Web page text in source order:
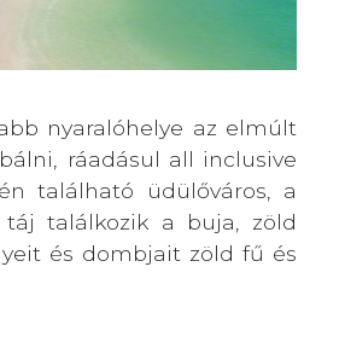
nyaralóhelye az elmúlt
ráadásul all inclusive
található üdülőváros, a
találkozik a buja, zöld
és dombjait zöld fű és